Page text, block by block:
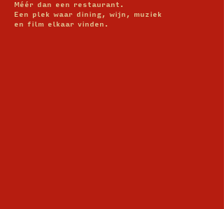
Méér dan een restaurant.
Een plek waar dining, wijn, muziek
en film elkaar vinden.